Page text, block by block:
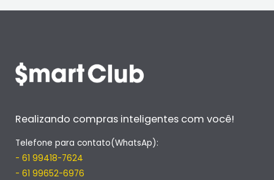
Realizando compras inteligentes com você!
Telefone para contato(WhatsAp):
- 61 99418-7624
- 61 99652-6976